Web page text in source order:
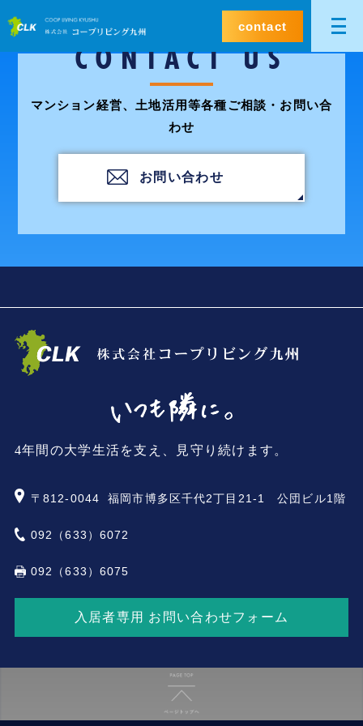
contact
CONTACT US
マンション経営、土地活用等各種ご相談・お問い合
わせ
お問い合わせ
4年間の大学生活を支え、見守り続けます。
〒812-0044 福岡市博多区千代2丁目21-1 公団ビル1階
092（633）6072
092（633）6075
入居者専用 お問い合わせフォーム